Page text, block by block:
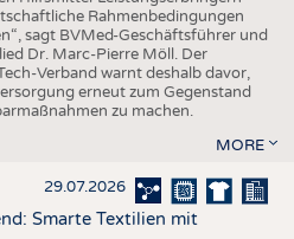
Rahmenbedingungen
sagt BVMed-Geschäftsführer und
Dr. Marc-Pierre Möll. Der
Verband warnt deshalb davor,
erneut zum Gegenstand
zu machen.
MORE
29.07.2026
Smarte Textilien mit